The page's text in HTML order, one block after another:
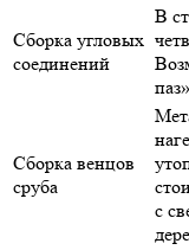
Сборка угловых
соединений
В
паз»
Сборка венцов
сруба
с